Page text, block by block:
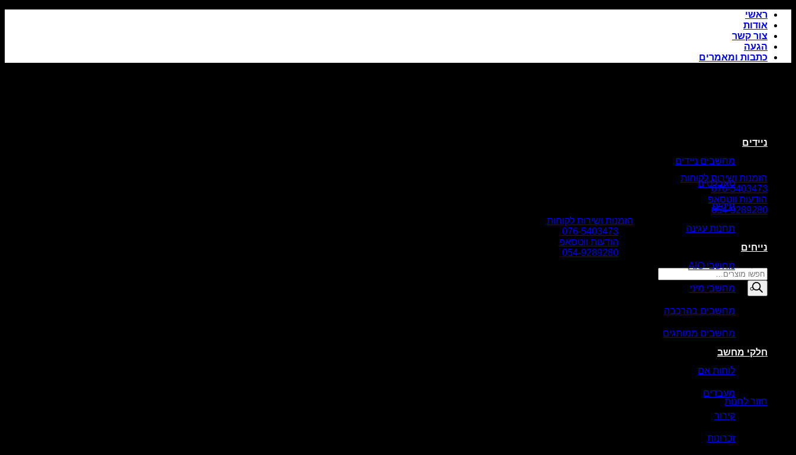
Skip
content
ראשי
אודות
צור קשר
הגעה
כתבות ומאמרים
הזמנות ושירות לקוחות
076-5403473
הודעות ווטסאפ
054-9289280
הזמנות ושירות לקוחות
076-5403473
הודעות ווטסאפ
054-9289280
Products
search
סל קניות
חזור לחנות
ניידים
מחשבים ניידים
טאבלטים
תיקים
תחנות עגינה
נייחים
מחשבי AIO
מחשבי מיני
מחשבים בהרכבה
מחשבים ממותגים
חלקי מחשב
לוחות אם
מעבדים
קירור
זכרונות